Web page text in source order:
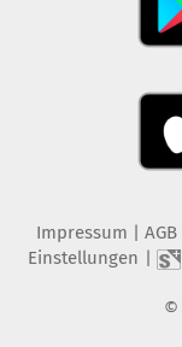
Impressum AGB
Einstellungen
©